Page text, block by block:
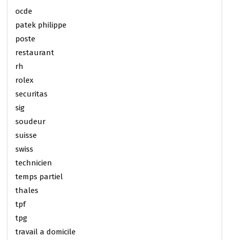
ocde
patek philippe
poste
restaurant
rh
rolex
securitas
sig
soudeur
suisse
swiss
technicien
temps partiel
thales
tpf
tpg
travail a domicile